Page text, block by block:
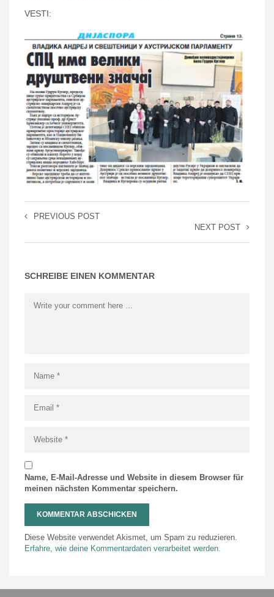
VESTI:
PREVIOUS POST
NEXT POST
SCHREIBE EINEN KOMMENTAR
Name, E-Mail-Adresse und Website in diesem Browser für
meinen nächsten Kommentar speichern.
Diese Website verwendet Akismet, um Spam zu reduzieren.
Erfahre, wie deine Kommentardaten verarbeitet werden.